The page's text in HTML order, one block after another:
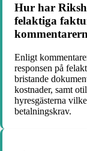
Hur har
felaktiga
Enligt
responsen på
bristande
kostnader, samt
hyresgästerna
betalningskrav.